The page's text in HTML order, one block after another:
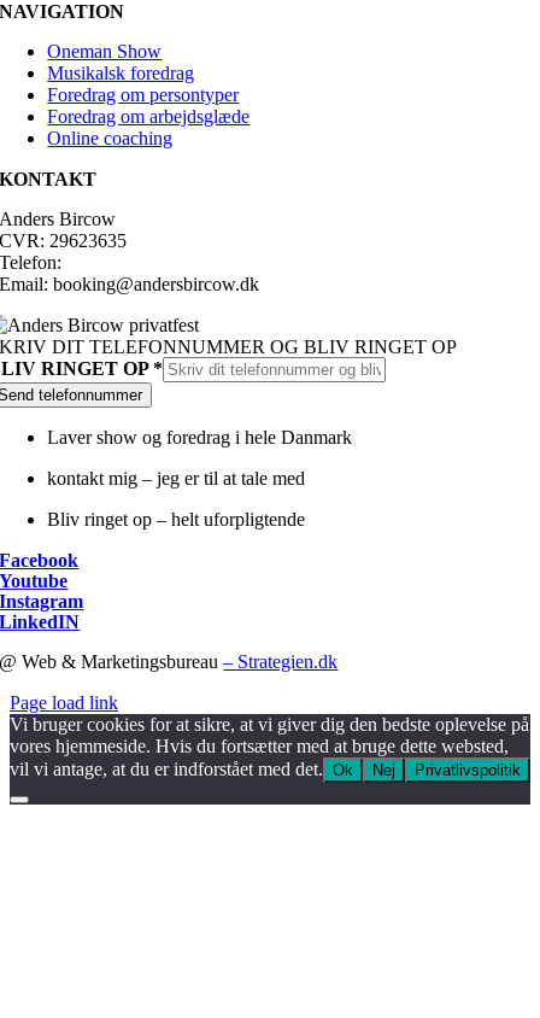
NAVIGATION
Oneman Show
Musikalsk foredrag
Foredrag om persontyper
Foredrag om arbejdsglæde
Online coaching
KONTAKT
Anders Bircow
CVR: 29623635
Telefon:
Email: booking@andersbircow.dk
DIT TELEFONNUMMER OG BLIV RINGET OP
RINGET OP*
telefonnummer
Laver show og foredrag i hele Danmark
kontakt mig – jeg er til at tale med
Bliv ringet op – helt uforpligtende
Facebook
Youtube
Instagram
LinkedIN
@ Web & Marketingsbureau– Strategien.dk
Page load link
Vi bruger cookies for at sikre, at vi giver dig den bedste oplevelse på
vores hjemmeside. Hvis du fortsætter med at bruge dette websted,
vil vi antage, at du er indforstået med det. Ok Nej Privatlivspolitik